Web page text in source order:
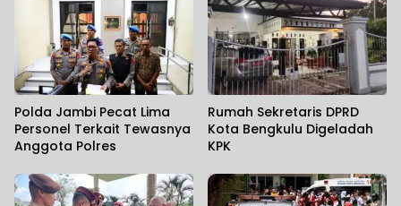
Polda Jambi Pecat Lima
Personel Terkait Tewasnya
Anggota Polres
Rumah Sekretaris DPRD
Kota Bengkulu Digeladah
KPK